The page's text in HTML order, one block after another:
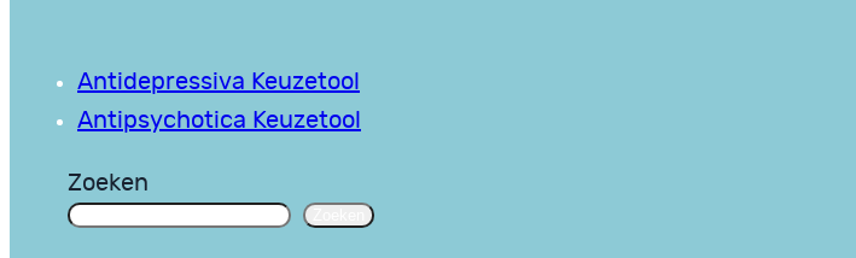
Antidepressiva Keuzetool
Antipsychotica Keuzetool
Zoeken